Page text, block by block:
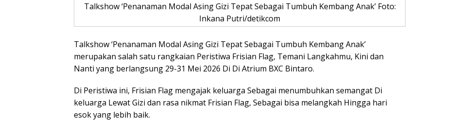
Talkshow ‘Penanaman Modal Asing Gizi Tepat Sebagai Tumbuh Kembang Anak’ Foto:
Inkana Putri/detikcom
Talkshow ‘Penanaman Modal Asing Gizi Tepat Sebagai Tumbuh Kembang Anak’
merupakan salah satu rangkaian Peristiwa Frisian Flag, Temani Langkahmu, Kini dan
Nanti yang berlangsung 29-31 Mei 2026 Di Di Atrium BXC Bintaro.
Di Peristiwa ini, Frisian Flag mengajak keluarga Sebagai menumbuhkan semangat Di
keluarga Lewat Gizi dan rasa nikmat Frisian Flag, Sebagai bisa melangkah Hingga hari
esok yang lebih baik.